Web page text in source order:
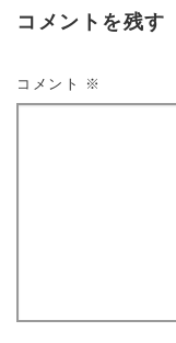
コメントを残す
コメント ※